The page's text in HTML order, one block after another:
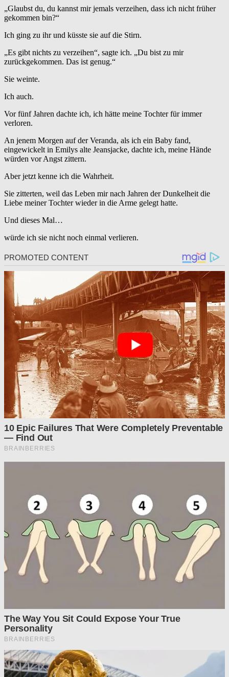
„Glaubst du, du kannst mir jemals verzeihen, dass ich nicht früher
gekommen bin?“
Ich ging zu ihr und küsste sie auf die Stirn.
„Es gibt nichts zu verzeihen“, sagte ich. „Du bist zu mir
zurückgekommen. Das ist genug.“
Sie weinte.
Ich auch.
Vor fünf Jahren dachte ich, ich hätte meine Tochter für immer
verloren.
An jenem Morgen auf der Veranda, als ich ein Baby fand,
eingewickelt in Emilys alte Jeansjacke, dachte ich, meine Hände
würden vor Angst zittern.
Aber jetzt kenne ich die Wahrheit.
Sie zitterten, weil das Leben mir nach Jahren der Dunkelheit die
Liebe meiner Tochter wieder in die Arme gelegt hatte.
Und dieses Mal…
würde ich sie nicht noch einmal verlieren.